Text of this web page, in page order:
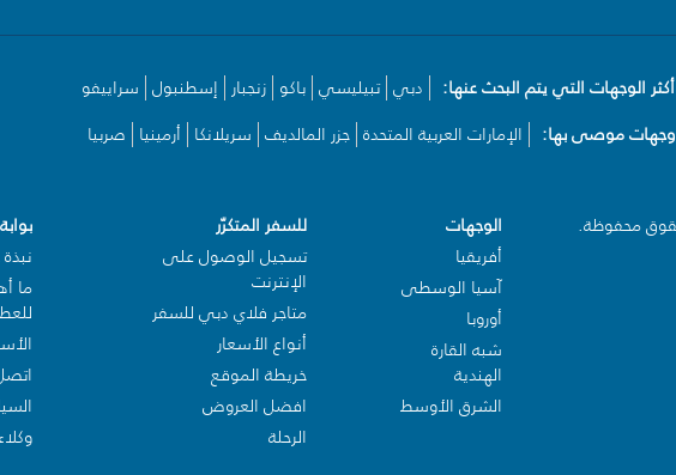
أكثر الوجهات التي يتم البحث عنها: دبي تبيليسي باكو زنجبار إسطنبول سراييفو
وجهات موصى بها:
الإمارات العربية المتحدة جزر المالديف سريلانكا أرمينيا صربيا
الوجهات
أفريقيا
آسيا الوسطى
أوروبا
شبه القارة
الهندية
الشرق الأوسط
للسفر المتكرّر
تسجيل الوصول على
الإنترنت
متاجر فلاي دبي للسفر
أنواع الأسعار
خريطة الموقع
افضل العروض
الرحلة
نبذة
ما